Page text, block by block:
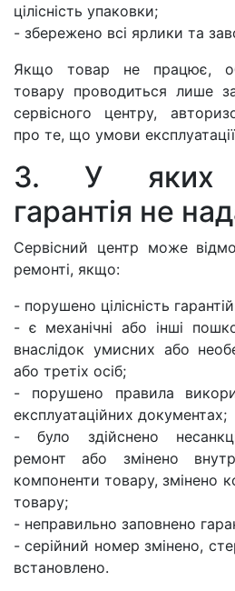
цілісність упаковки;
- збережено всі ярлики та
Якщо товар не працює,
товару проводиться лише
сервісного центру,
про те, що умови
3. У яких
гарантія не
Сервісний центр може
ремонті, якщо:
- порушено цілісність
- є механічні або інші
внаслідок умисних або
або третіх осіб;
- порушено правила
експлуатаційних документах;
- було здійснено
ремонт або змінено
компоненти товару, змінено
товару;
- неправильно заповнено
- серійний номер змінено,
встановлено.